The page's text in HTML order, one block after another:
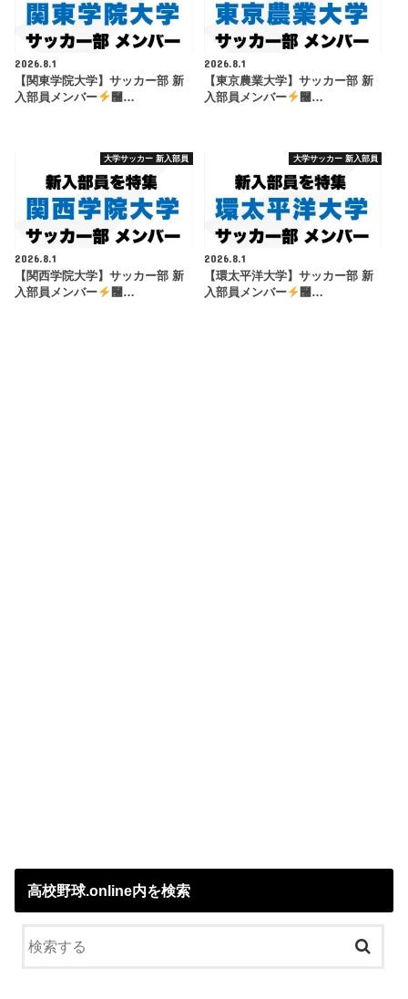
2026.8.1
【関東学院大学】サッカー部 新
入部員メンバー
࿠…
2026.8.1
【東京農業大学】サッカー部 新
入部員メンバー
࿠…
大学サッカー 新入部員
2026.8.1
【関西学院大学】サッカー部 新
入部員メンバー
࿠…
大学サッカー 新入部員
2026.8.1
【環太平洋大学】サッカー部 新
入部員メンバー
࿠…
高校野球.online内を検索